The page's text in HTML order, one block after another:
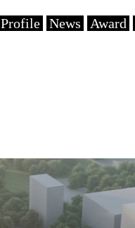
Profile News Award